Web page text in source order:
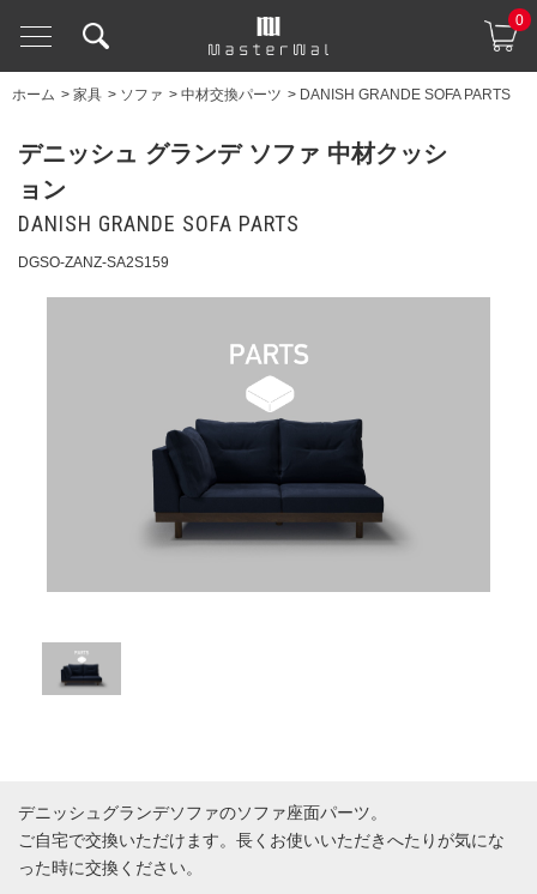
0
ホーム > 家具 > ソファ > 中材交換パーツ > DANISH GRANDE SOFA PARTS
デニッシュ グランデ ソファ 中材クッシ
ョン
DANISH GRANDE SOFA PARTS
DGSO-ZANZ-SA2S159
デニッシュグランデソファのソファ座面パーツ。
ご自宅で交換いただけます。長くお使いいただきへたりが気にな
った時に交換ください。